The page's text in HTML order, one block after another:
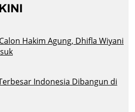
Hakim Agung, Dhifla Wiyani
Indonesia Dibangun di